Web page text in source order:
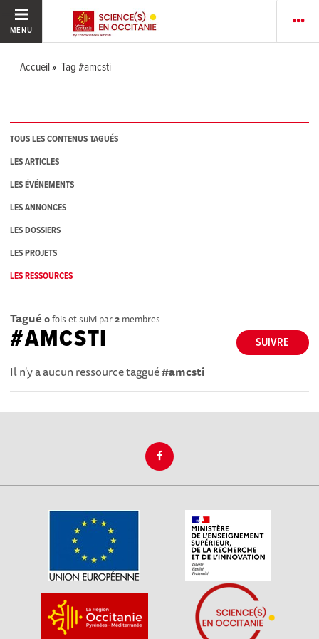
MENU
Accueil Tag #amcsti
TOUS LES CONTENUS TAGUÉS
LES ARTICLES
LES ÉVÉNEMENTS
LES ANNONCES
LES DOSSIERS
LES PROJETS
LES RESSOURCES
Tagué 0fois et suivi par2 membres
SUIVRE
#AMCSTI
Il n'y a aucun ressource taggué#amcsti